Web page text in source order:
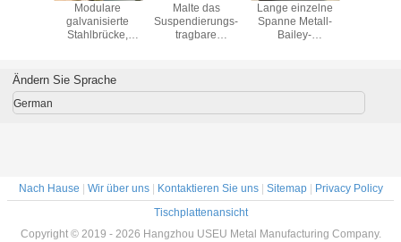
Modulare
galvanisierte
Stahlbrücke,
einbahnige
Straßen-Brücke
Malte das
Suspendierungs-
tragbare
galvanisiert wurde
korrosionsbeständig
Lange einzelne
Spanne Metall-
Bailey-
Ändern Sie Sprache
German
Nach Hause | Wir über uns| Kontaktieren Sie uns| Sitemap| Privacy Policy
Tischplattenansicht
Copyright © 2019 - 2026 Hangzhou USEU Metal Manufacturing Company.